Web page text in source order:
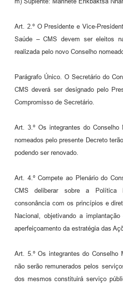
Art. 2.º O Presidente e Vice-
Saúde – CMS devem ser eleitos
realizada pelo novo Conselho
Parágrafo Único. O Secretário do
CMS deverá ser designado pelo
Compromisso de Secretário.
Art. 3.º Os integrantes do Conselho
nomeados pelo presente Decreto
podendo ser renovado.
Art. 4.º Compete ao Plenário do
CMS deliberar sobre a Política
consonância com os princípios e
Nacional, objetivando a
aperfeiçoamento da estratégia das
Art. 5.º Os integrantes do Conselho
não serão remunerados pelos
dos mesmos constituirá serviço